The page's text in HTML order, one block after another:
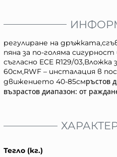
регулиране на
пяна за по-голяма
съгласно ECE R129/
60см,RWF – инсталация в
движението 40-85смръстов
възрастов диапазон: от
Тегло (кг.)